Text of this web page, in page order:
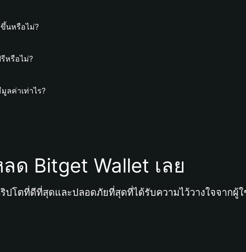
ขึ้นหรือไม่?
หรือไม่?
ลค่าเท่าไร?
ด Bitget Wallet เลย
ปโตที่ดีที่สุดและปลอดภัยที่สุดที่ได้รับความไว้วางใจจากผู้